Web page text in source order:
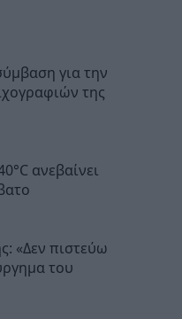
για την
της
ανεβαίνει
«Δεν πιστεύω
του